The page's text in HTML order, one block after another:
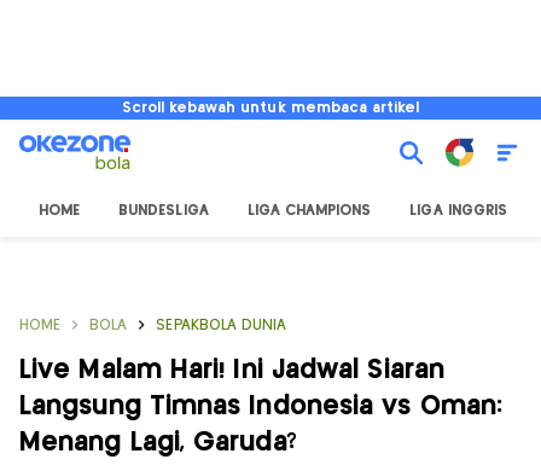
Scroll kebawah untuk membaca artikel
HOME BUNDESLIGA LIGA CHAMPIONS LIGA INGGRIS
HOME BOLA SEPAKBOLA DUNIA
Live Malam Hari! Ini Jadwal Siaran
Langsung Timnas Indonesia vs Oman:
Menang Lagi, Garuda?